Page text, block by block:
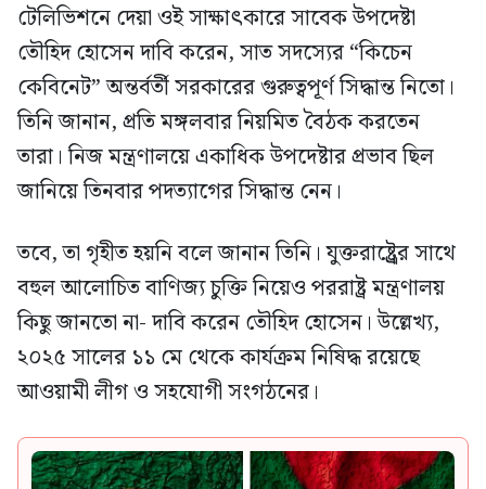
টেলিভিশনে দেয়া ওই সাক্ষাৎকারে সাবেক উপদেষ্টা
তৌহিদ হোসেন দাবি করেন, সাত সদস্যের “কিচেন
কেবিনেট” অন্তর্বর্তী সরকারের গুরুত্বপূর্ণ সিদ্ধান্ত নিতো।
তিনি জানান, প্রতি মঙ্গলবার নিয়মিত বৈঠক করতেন
তারা। নিজ মন্ত্রণালয়ে একাধিক উপদেষ্টার প্রভাব ছিল
জানিয়ে তিনবার পদত্যাগের সিদ্ধান্ত নেন।
তবে, তা গৃহীত হয়নি বলে জানান তিনি। যুক্তরাষ্ট্র্রের সাথে
বহুল আলোচিত বাণিজ্য চুক্তি নিয়েও পররাষ্ট্র মন্ত্রণালয়
কিছু জানতো না- দাবি করেন তৌহিদ হোসেন। উল্লেখ্য,
২০২৫ সালের ১১ মে থেকে কার্যক্রম নিষিদ্ধ রয়েছে
আওয়ামী লীগ ও সহযোগী সংগঠনের।